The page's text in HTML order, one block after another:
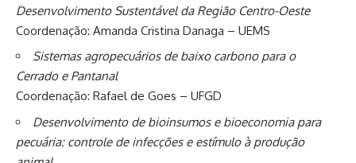
Desenvolvimento Sustentável da Região Centro-Oeste
Coordenação: Amanda Cristina Danaga – UEMS
Sistemas agropecuários de baixo carbono para o
Cerrado e Pantanal
Coordenação: Rafael de Goes – UFGD
Desenvolvimento de bioinsumos e bioeconomia para
pecuária: controle de infecções e estímulo à produção